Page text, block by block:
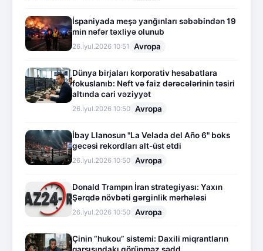
İspaniyada meşə yanğınları səbəbindən 19
min nəfər təxliyə olunub
26.İyul.2026 10:51 Avropa
Dünya birjaları korporativ hesabatlara
fokuslanıb: Neft və faiz dərəcələrinin təsiri
altında cari vəziyyət
26.İyul.2026 10:50 Avropa
İbay Llanosun "La Velada del Año 6" boks
gecəsi rekordları alt-üst etdi
26.İyul.2026 10:50 Avropa
Donald Trampın İran strategiyası: Yaxın
Şərqdə növbəti gərginlik mərhələsi
26.İyul.2026 10:50 Avropa
Çinin “hukou” sistemi: Daxili miqrantların